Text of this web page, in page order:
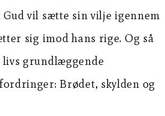
vil sætte sin vilje igennem
sig imod hans rige. Og så
grundlæggende
Brødet, skylden og